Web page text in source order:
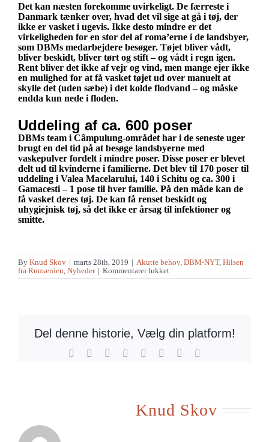
Det kan næsten forekomme uvirkeligt. De færreste i
Danmark tænker over, hvad det vil sige at gå i tøj, der
ikke er vasket i ugevis. Ikke desto mindre er det
virkeligheden for en stor del af roma’erne i de landsbyer,
som DBMs medarbejdere besøger. Tøjet bliver vådt,
bliver beskidt, bliver tørt og stift – og vådt i regn igen.
Rent bliver det ikke af vejr og vind, men mange ejer ikke
en mulighed for at få vasket tøjet ud over manuelt at
skylle det (uden sæbe) i det kolde flodvand – og måske
endda kun nede i floden.
Uddeling af ca. 600 poser
DBMs team i Câmpulung-området har i de seneste uger
brugt en del tid på at besøge landsbyerne med
vaskepulver fordelt i mindre poser. Disse poser er blevet
delt ud til kvinderne i familierne. Det blev til 170 poser til
uddeling i Valea Macelarului, 140 i Schitu og ca. 300 i
Gamacesti – 1 pose til hver familie. På den måde kan de
få vasket deres tøj. De kan få renset beskidt og
uhygiejnisk tøj, så det ikke er årsag til infektioner og
smitte.
By Knud Skov | marts 28th, 2019 | Akutte behov, DBM-NYT, Hilsen
fra Rumænien, Nyheder | Kommentarer lukkettil
Uddeling
Del denne historie, Vælg din platform!
Facebook Reddit LinkedIn
TumblrPinterest
Knud Skov